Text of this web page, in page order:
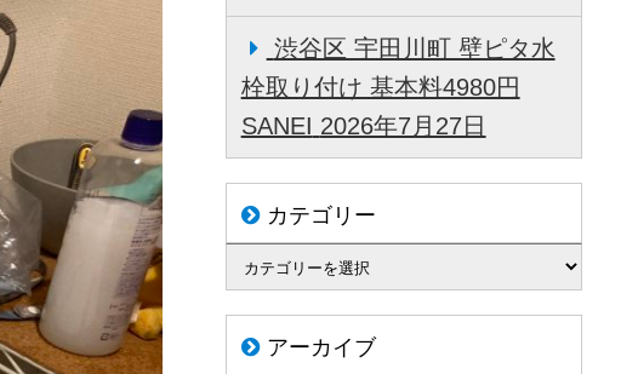
渋谷区 宇田川町 壁ピタ水
栓取り付け 基本料4980円
SANEI 2026年7月27日
カテゴリー
アーカイブ